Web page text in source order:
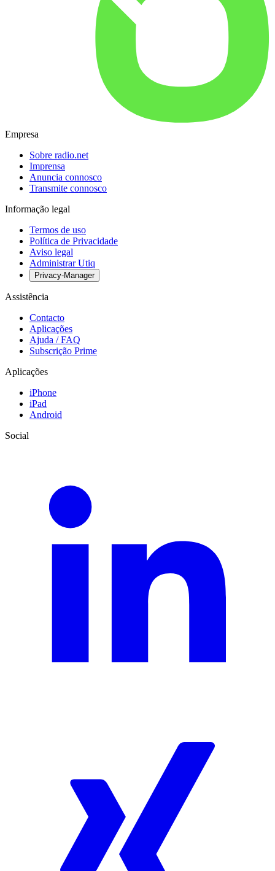
Empresa
Sobre radio.net
Imprensa
Anuncia connosco
Transmite connosco
Informação legal
Termos de uso
Política de Privacidade
Aviso legal
Administrar Utiq
Privacy-Manager
Assistência
Contacto
Aplicações
Ajuda / FAQ
Subscrição Prime
Aplicações
iPhone
iPad
Android
Social